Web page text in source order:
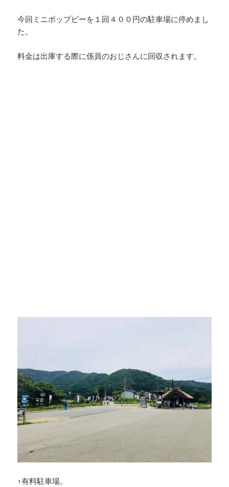
今回ミニポップビーを１回４００円の駐車場に停めまし
た。
料金は出庫する際に係員のおじさんに回収されます。
↑有料駐車場。